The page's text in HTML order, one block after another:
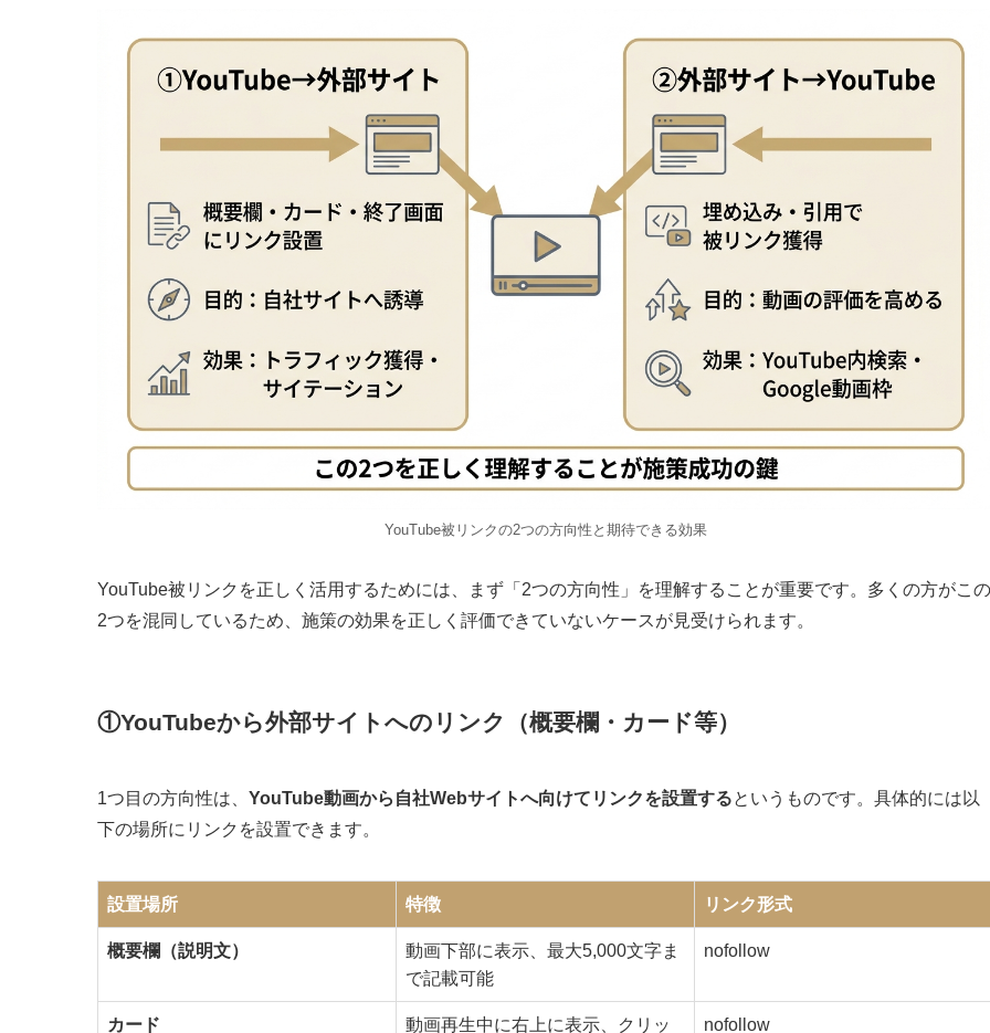
YouTube被リンクの2つの方向性と期待できる効果
YouTube被リンクを正しく活用するためには、まず「2つの方向性」を理解することが重要です。多くの方がこの
2つを混同しているため、施策の効果を正しく評価できていないケースが見受けられます。
①YouTubeから外部サイトへのリンク（概要欄・カード等）
1つ目の方向性は、 YouTube動画から自社Webサイトへ向けてリンクを設置するというものです。具体的には以
下の場所にリンクを設置できます。
設置場所 特徴 リンク形式
概要欄（説明文）
動画下部に表示、最大5,000文字ま
で記載可能
nofollow
カード 動画再生中に右上に表示、クリッ nofollow